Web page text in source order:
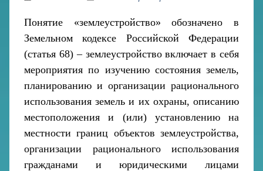
Понятие «землеустройство» обозначено в
Земельном кодексе Российской Федерации
(статья 68)–землеустройство включает в себя
мероприятия по изучению состояния земель,
планированию и организации рационального
использования земель и их охраны, описанию
местоположения и (или) установлению на
местности границ объектов землеустройства,
организации рационального использования
гражданами и юридическими лицами